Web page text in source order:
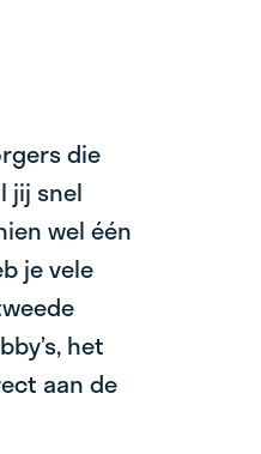
die
jij snel
wel één
je vele
het
aan de